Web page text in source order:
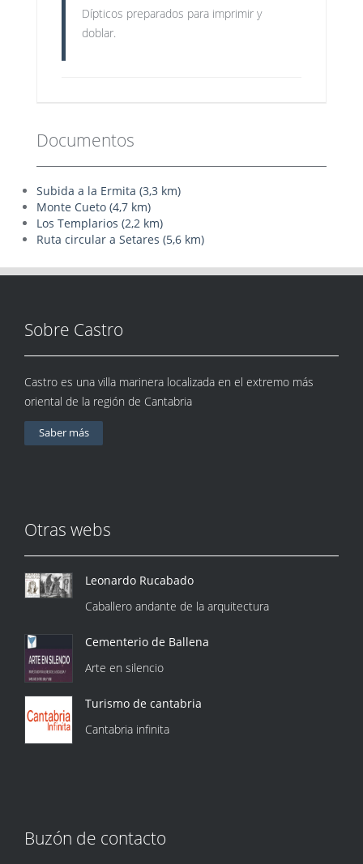
Dípticos preparados para imprimir y
doblar.
Documentos
Subida a la Ermita (3,3 km)
Monte Cueto (4,7 km)
Los Templarios (2,2 km)
Ruta circular a Setares (5,6 km)
Sobre Castro
Castro es una villa marinera localizada en el extremo más
oriental de la región de Cantabria
Saber más
Otras webs
Leonardo Rucabado
Caballero andante de la arquitectura
Cementerio de Ballena
Arte en silencio
Turismo de cantabria
Cantabria infinita
Buzón de contacto